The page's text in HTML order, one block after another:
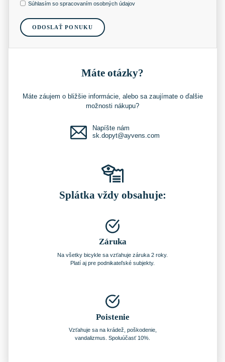
Súhlasím so spracovaním osobných údajov
ODOSLAŤ PONUKU
Máte otázky?
Máte záujem o bližšie informácie, alebo sa zaujímate o ďalšie
možnosti nákupu?
Napíšte nám
sk.dopyt@ayvens.com
Splátka vždy obsahuje:
Záruka
Na všetky bicykle sa vzťahuje záruka 2 roky.
Platí aj pre podnikateľské subjekty.
Poistenie
Vzťahuje sa na krádež, poškodenie,
vandalizmus. Spoluúčasť 10%.